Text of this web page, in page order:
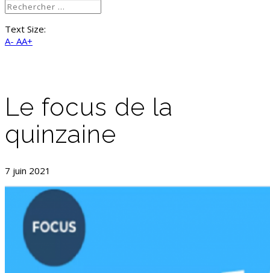
Text Size:
A- AA+
Le focus de la
quinzaine
7 juin 2021